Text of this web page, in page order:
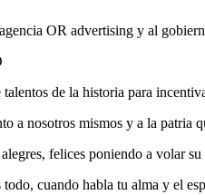
OR advertising y al
de la historia para
a nosotros mismos y a la patria
felices poniendo a volar
cuando habla tu alma y el